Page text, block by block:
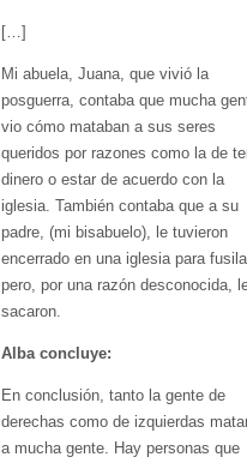
[…]
Mi abuela, Juana, que vivió la
posguerra, contaba que mucha
vio cómo mataban a sus seres
queridos por razones como la de
dinero o estar de acuerdo con la
iglesia. También contaba que a su
padre, (mi bisabuelo), le tuvieron
encerrado en una iglesia para
pero, por una razón desconocida,
sacaron.
Alba concluye:
En conclusión, tanto la gente de
derechas como de izquierdas
a mucha gente. Hay personas que